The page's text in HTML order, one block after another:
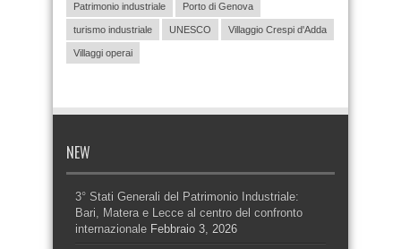
Patrimonio industriale Porto di Genova
turismo industriale UNESCO Villaggio Crespi d'Adda
Villaggi operai
NEW
3° Stati Generali del Patrimonio Industriale:
Bari, Matera e Lecce al centro del confronto
internazionale Febbraio 3, 2026